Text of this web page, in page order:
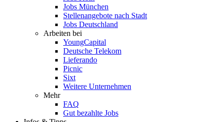
Jobs München
Stellenangebote nach Stadt
Jobs Deutschland
Arbeiten bei
YoungCapital
Deutsche Telekom
Lieferando
Picnic
Sixt
Weitere Unternehmen
Mehr
FAQ
Gut bezahlte Jobs